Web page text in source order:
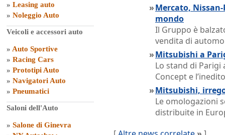
» Leasing auto
» Noleggio Auto
Veicoli e accessori auto
» Auto Sportive
» Racing Cars
» Prototipi Auto
» Navigatori Auto
» Pneumatici
Saloni dell'Auto
» Salone di Ginevra
»Mercato,
mondo
Il Gruppo è
vendita di
»Mitsubishi a
Lo stand di Parigi
Concept e
»Mitsubishi,
Le omologazioni
distribuite in